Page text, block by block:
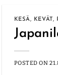
KESÄ, KEVÄT ,
POSTED ON